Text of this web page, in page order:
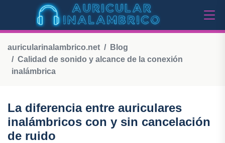
auricularinalambrico.net
Blog
Calidad de sonido y alcance de la conexión
inalámbrica
La diferencia entre auriculares
inalámbricos con y sin cancelación
de ruido